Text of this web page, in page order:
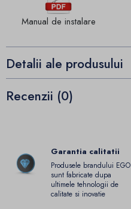
Manual de instalare
Detalii ale produsului
Recenzii (0)
Garantia calitatii
Produsele brandului EGO
sunt fabricate dupa
ultimele tehnologii de
calitate si inovatie